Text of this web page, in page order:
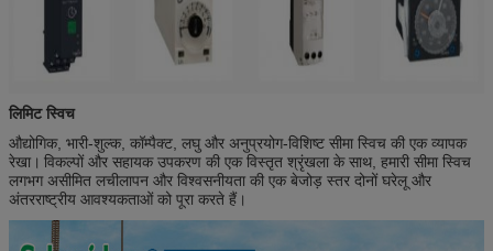
लिमिट स्विच
औद्योगिक, भारी-शुल्क, कॉम्पैक्ट, लघु और अनुप्रयोग-विशिष्ट सीमा स्विच की एक व्यापक
रेखा। विकल्पों और सहायक उपकरण की एक विस्तृत श्रृंखला के साथ, हमारी सीमा स्विच
लगभग असीमित लचीलापन और विश्वसनीयता की एक बेजोड़ स्तर दोनों घरेलू और
अंतरराष्ट्रीय आवश्यकताओं को पूरा करते हैं।